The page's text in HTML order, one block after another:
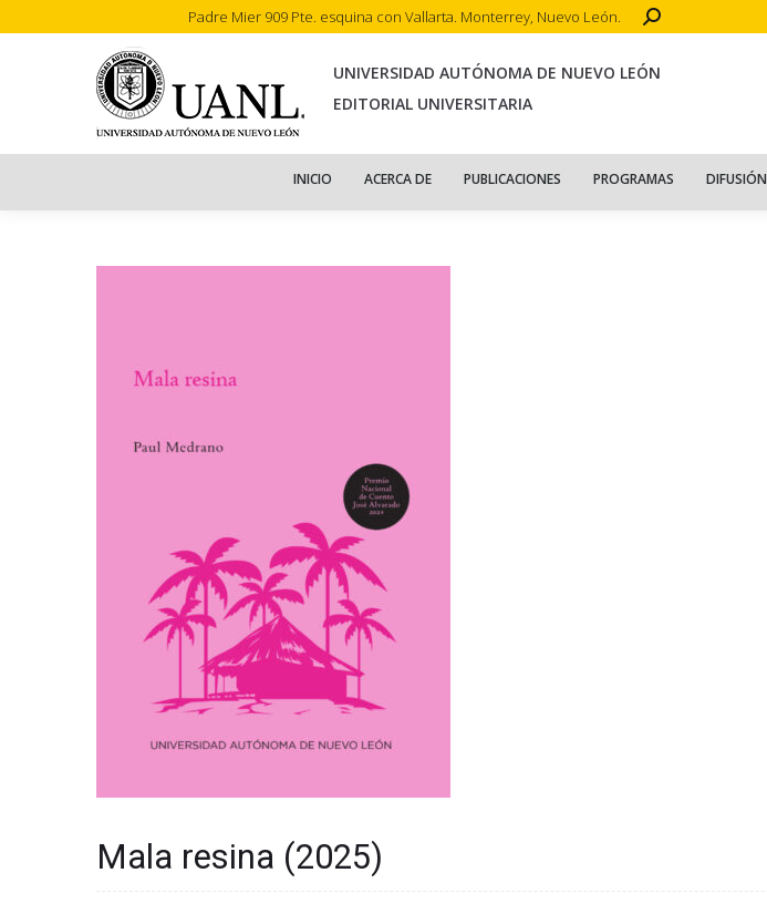
Padre Mier 909 Pte. esquina con Vallarta. Monterrey, Nuevo León. Search:
UNIVERSIDAD AUTÓNOMA DE NUEVO LEÓN
EDITORIAL UNIVERSITARIA
INICIO ACERCA DE PUBLICACIONES PROGRAMAS DIFUSIÓN
Mala resina (2025)
INICIO ACERCA DE PUBLICACIONES